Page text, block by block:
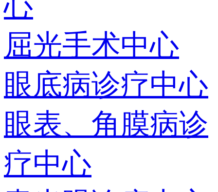
屈光手术中心
眼底病诊疗中心
眼表、角膜病诊
疗中心